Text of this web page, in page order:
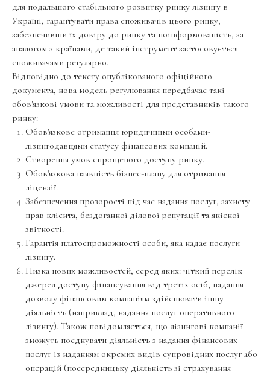
для подальшого стабільного розвитку ринку лізингу в
Україні, гарантувати права споживачів цього ринку,
забезпечивши їх довіру до ринку та поінформованість, за
аналогом з країнами, де такий інструмент застосовується
споживачами регулярно.
Відповідно до тексту опублікованого офіційного
документа, нова модель регулювання передбачає такі
обов'язкові умови та можливості для представників такого
ринку:
Обов'язкове отримання юридичними особами-
лізингодавцями статусу фінансових компаній.
Створення умов спрощеного доступу ринку.
Обов'язкова наявність бізнес-плану для отримання
ліцензії.
Забезпечення прозорості під час надання послуг, захисту
прав клієнта, бездоганної ділової репутації та якісної
звітності.
Гарантія платоспроможності особи, яка надає послуги
лізингу.
Низка нових можливостей, серед яких: чіткий перелік
джерел доступу фінансування від третіх осіб, надання
дозволу фінансовим компаніям здійснювати іншу
діяльність (наприклад, надання послуг оперативного
лізингу). Також повідомляється, що лізингові компанії
зможуть поєднувати діяльність з надання фінансових
послуг із наданням окремих видів супровідних послуг або
операцій (посередницьку діяльність зі страхування